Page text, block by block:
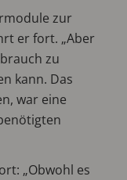
zur
er fort. „Aber
zu
kann. Das
war eine
„Obwohl es